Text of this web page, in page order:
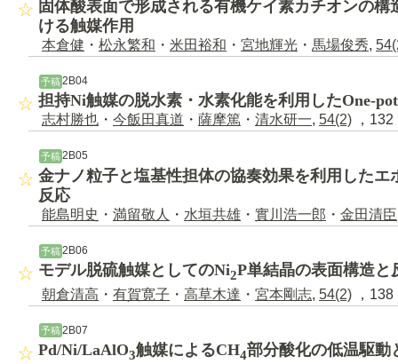
固体酸表面で形成される有機ケイ素カチオンの
ける触媒作用
本倉健 ・ 松永繁和 ・ 米田裕和 ・ 宮地輝光 ・ 馬場俊秀,
予稿 2B04
担持Ni触媒の脱水素・水素化能を利用したOne-
志村勝也 ・ 今飯田真道 ・ 薩摩篤 ・ 清水研一, 54(2) ，
予稿 2B05
金ナノ粒子と塩基性担体の協奏効果を利用したエ
反応
能島明史 ・ 満留敬人 ・ 水垣共雄 ・ 實川浩一郎 ・ 金田清臣
予稿2B06
モデル脱硫触媒としてのNi2P単結晶の表面構造と
朝倉清高 ・ 有賀寛子 ・ 高草木達 ・ 宮本剛志, 54(2) ，
予稿 2B07
Pd/Ni/LaAlO3触媒によるCH4部分酸化の低温駆動